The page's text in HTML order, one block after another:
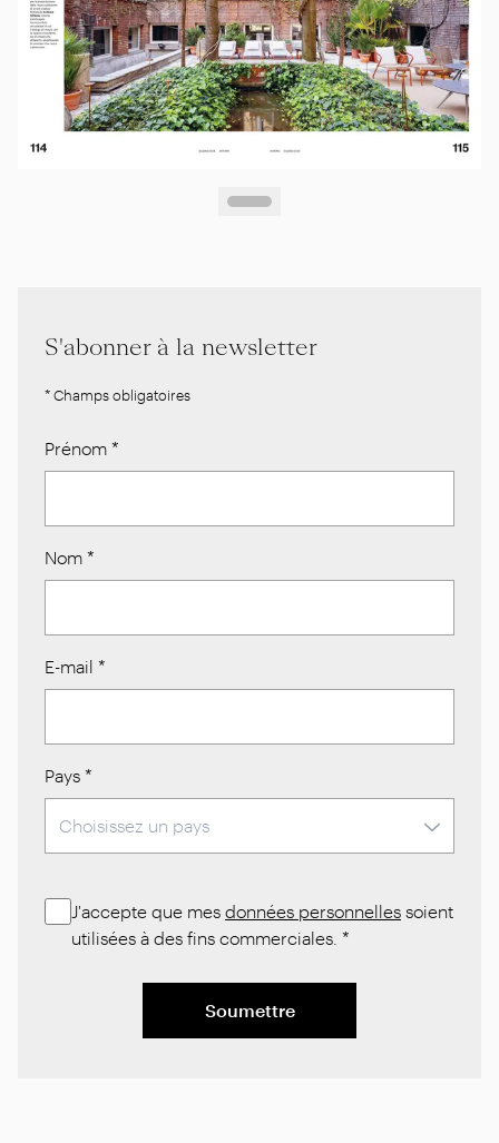
S'abonner à la newsletter
* Champs obligatoires
Prénom *
Nom *
E-mail *
Pays *
J'accepte que mes données personnelles soient
utilisées à des fins commerciales. *
Soumettre